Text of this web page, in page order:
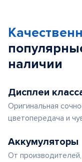
наличии
Дисплеи
Оригинальная
цветопередача и
Аккумуляторы
От